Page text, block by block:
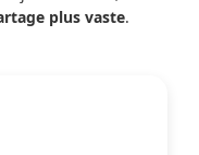
plus vaste.